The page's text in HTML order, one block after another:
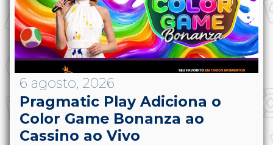
6 agosto, 2026
Pragmatic Play Adiciona o
Color Game Bonanza ao
Cassino ao Vivo